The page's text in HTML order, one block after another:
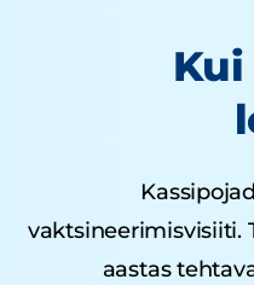
vaktsineerimisvisiiti.
aastas